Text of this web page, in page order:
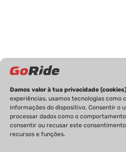
Damos valor à tua privacidade
experiências, usamos tecnologias como
informações do dispositivo. Consentir o
processar dados como o
consentir ou recusar este
recursos e funções.